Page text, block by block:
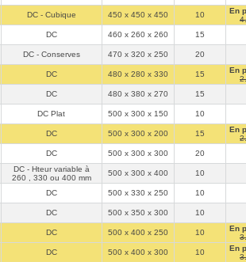
DC - Cubique 450 x 450 x 450 10
En
DC 460 x 260 x 260 15
DC - Conserves 470 x 320 x 250 20
DC 480 x 280 x 330 15
En
DC 480 x 380 x 270 15
DC Plat 500 x 300 x 150 10
DC 500 x 300 x 200 15
En
DC 500 x 300 x 300 20
DC - Hteur variable à
260 , 330 ou 400 mm
500 x 300 x 400 10
DC 500 x 330 x 250 10
DC 500 x 350 x 300 10
DC 500 x 400 x 250 10
En
DC 500 x 400 x 300 10
En